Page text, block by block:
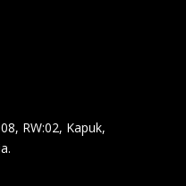
RW:02, Kapuk,